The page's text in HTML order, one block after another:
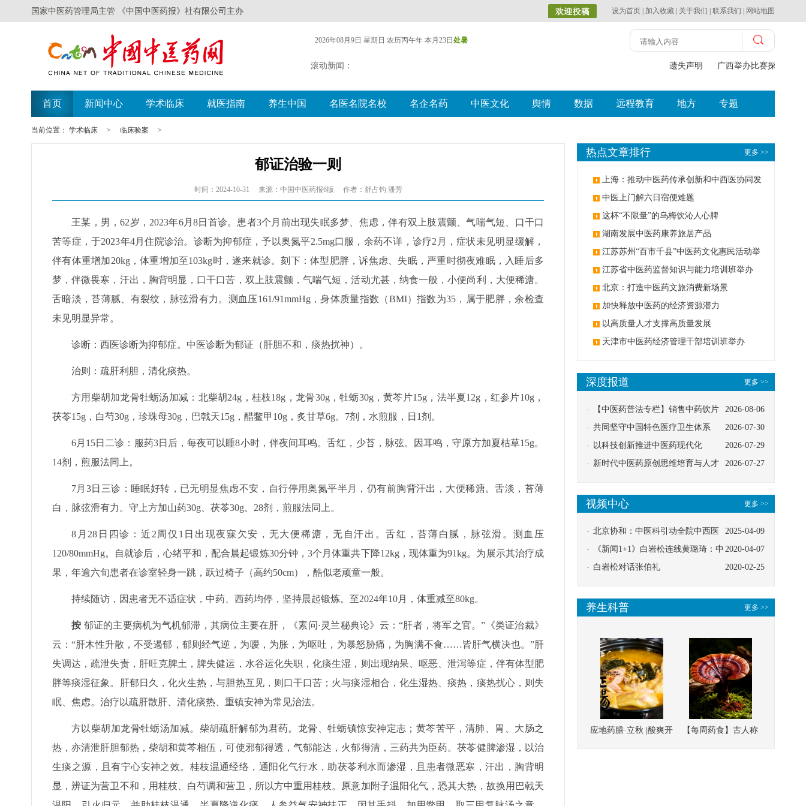
国家中医药管理局主管 《中国中医药报》社有限公司主办 设为首页 加入收藏 关于我们 联系我们 网站地图
2026年08月9日 星期日 农历丙午年 本月23日 处暑
滚动新闻： 遗失声明 广西举办比赛探索中
首页 新闻中心 学术临床 就医指南 养生中国 名医名院名校 名企名药 中医文化 舆情 数据 远程教育 地方 专题
当前位置： 学术临床 > 临床验案 >
郁证治验一则
时间：2024-10-31 来源：中国中医药报6版 作者：舒占钧 潘芳
王某，男，62岁，2023年6月8日首诊。患者3个月前出现失眠多梦、焦虑，伴有双上肢震颤、气喘气短、口干口
苦等症，于2023年4月住院诊治。诊断为抑郁症，予以奥氮平2.5mg口服，余药不详，诊疗2月，症状未见明显缓解，
伴有体重增加20kg，体重增加至103kg时，遂来就诊。刻下：体型肥胖，诉焦虑、失眠，严重时彻夜难眠，入睡后多
梦，伴微畏寒，汗出，胸背明显，口干口苦，双上肢震颤，气喘气短，活动尤甚，纳食一般，小便尚利，大便稀溏。
舌暗淡，苔薄腻、有裂纹，脉弦滑有力。测血压161/91mmHg，身体质量指数（BMI）指数为35，属于肥胖，余检查
未见明显异常。
诊断：西医诊断为抑郁症。中医诊断为郁证（肝胆不和，痰热扰神）。
治则：疏肝利胆，清化痰热。
方用柴胡加龙骨牡蛎汤加减：北柴胡24g，桂枝18g，龙骨30g，牡蛎30g，黄芩片15g，法半夏12g，红参片10g，
茯苓15g，白芍30g，珍珠母30g，巴戟天15g，醋鳖甲10g，炙甘草6g。7剂，水煎服，日1剂。
6月15日二诊：服药3日后，每夜可以睡8小时，伴夜间耳鸣。舌红，少苔，脉弦。因耳鸣，守原方加夏枯草15g。
14剂，煎服法同上。
7月3日三诊：睡眠好转，已无明显焦虑不安，自行停用奥氮平半月，仍有前胸背汗出，大便稀溏。舌淡，苔薄
白，脉弦滑有力。守上方加山药30g、茯苓30g。28剂，煎服法同上。
8月28日四诊：近2周仅1日出现夜寐欠安，无大便稀溏，无自汗出。舌红，苔薄白腻，脉弦滑。测血压
120/80mmHg。自就诊后，心绪平和，配合晨起锻炼30分钟，3个月体重共下降12kg，现体重为91kg。为展示其治疗成
果，年逾六旬患者在诊室轻身一跳，跃过椅子（高约50cm），酷似老顽童一般。
持续随访，因患者无不适症状，中药、西药均停，坚持晨起锻炼。至2024年10月，体重减至80kg。
按 郁证的主要病机为气机郁滞，其病位主要在肝，《素问·灵兰秘典论》云：“肝者，将军之官。”《类证治裁》
云：“肝木性升散，不受遏郁，郁则经气逆，为嗳，为胀，为呕吐，为暴怒胁痛，为胸满不食……皆肝气横决也。”肝
失调达，疏泄失责，肝旺克脾土，脾失健运，水谷运化失职，化痰生湿，则出现纳呆、呕恶、泄泻等症，伴有体型肥
胖等痰湿征象。肝郁日久，化火生热，与胆热互见，则口干口苦；火与痰湿相合，化生湿热、痰热，痰热扰心，则失
眠、焦虑。治疗以疏肝散肝、清化痰热、重镇安神为常见治法。
方以柴胡加龙骨牡蛎汤加减。柴胡疏肝解郁为君药。龙骨、牡蛎镇惊安神定志；黄芩苦平，清肺、胃、大肠之
热，亦清泄肝胆郁热，柴胡和黄芩相伍，可使邪郁得透，气郁能达，火郁得清，三药共为臣药。茯苓健脾渗湿，以治
生痰之源，且有宁心安神之效。桂枝温通经络，通阳化气行水，助茯苓利水而渗湿，且患者微恶寒，汗出，胸背明
显，辨证为营卫不和，用桂枝、白芍调和营卫，所以方中重用桂枝。原意加附子温阳化气，恐其大热，故换用巴戟天
更多 >>
热点文章排行
上海：推动中医药传承创新和中西医协同发
展 中医上门解六日宿便难题
这杯“不限量”的乌梅饮沁人心脾
湖南发展中医药康养旅居产品
江苏苏州“百市千县”中医药文化惠民活动举
办 江苏省中医药监督知识与能力培训班举办
北京：打造中医药文旅消费新场景
加快释放中医药的经济资源潜力
以高质量人才支撑高质量发展
天津市中医药经济管理干部培训班举办
更多 >>
深度报道
2026-08-06
【中医药普法专栏】销售中药饮片
应告知煎服方法及注意事项
2026-07-30
共同坚守中国特色医疗卫生体系
2026-07-29
以科技创新推进中医药现代化
2026-07-27
新时代中医药原创思维培育与人才
更多 >>
视频中心
2025-04-09
北京协和：中医科引动全院中西医
协同
2020-04-07
《新闻1+1》白岩松连线黄璐琦：中
医救治的临床效果
2020-02-25
白岩松对话张伯礼
更多 >>
养生科普
应地药膳·立秋 |酸爽开
【每周药食】古人称